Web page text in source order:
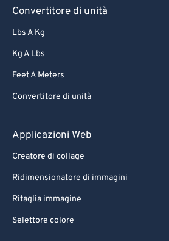
Convertitore di unità
Lbs A Kg
Kg A Lbs
Feet A Meters
Convertitore di unità
Applicazioni Web
Creatore di collage
Ridimensionatore di immagini
Ritaglia immagine
Selettore colore